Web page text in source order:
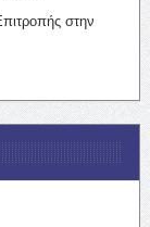
στην